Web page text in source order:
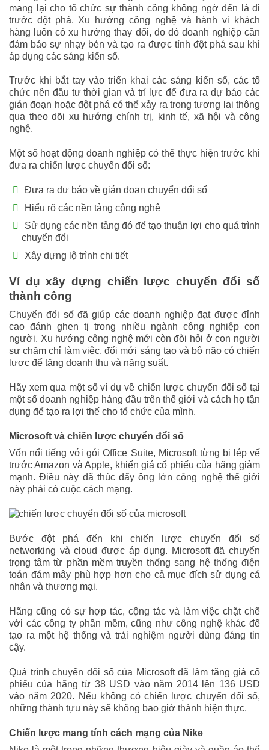
mang lại cho tổ chức sự thành công không ngờ đến là đi
trước đột phá. Xu hướng công nghệ và hành vi khách
hàng luôn có xu hướng thay đổi, do đó doanh nghiệp cần
đảm bảo sự nhạy bén và tạo ra được tính đột phá sau khi
áp dụng các sáng kiến số.
Trước khi bắt tay vào triển khai các sáng kiến số, các tổ
chức nên đầu tư thời gian và trí lực để đưa ra dự báo các
gián đoạn hoặc đột phá có thể xảy ra trong tương lai thông
qua theo dõi xu hướng chính trị, kinh tế, xã hội và công
nghệ.
Một số hoạt động doanh nghiệp có thể thực hiện trước khi
đưa ra chiến lược chuyển đổi số:
Đưa ra dự báo về gián đoạn chuyển đổi số
Hiểu rõ các nền tảng công nghệ
Sử dụng các nền tảng đó để tạo thuận lợi cho quá trình
chuyển đổi
Xây dựng lộ trình chi tiết
Ví dụ xây dựng chiến lược chuyển đổi số
thành công
Chuyển đổi số đã giúp các doanh nghiệp đạt được đỉnh
cao đánh ghen tị trong nhiều ngành công nghiệp con
người. Xu hướng công nghệ mới còn đòi hỏi ở con người
sự chăm chỉ làm việc, đổi mới sáng tạo và bộ não có chiến
lược để tăng doanh thu và năng suất.
Hãy xem qua một số ví dụ về chiến lược chuyển đổi số tại
một số doanh nghiệp hàng đầu trên thế giới và cách họ tận
dụng để tạo ra lợi thế cho tổ chức của mình.
Microsoft và chiến lược chuyển đổi số
Vốn nổi tiếng với gói Office Suite, Microsoft từng bị lép vế
trước Amazon và Apple, khiến giá cổ phiếu của hãng giảm
mạnh. Điều này đã thúc đẩy ông lớn công nghệ thế giới
này phải có cuộc cách mạng.
Bước đột phá đến khi chiến lược chuyển đổi số
networking và cloud được áp dụng. Microsoft đã chuyển
trọng tâm từ phần mềm truyền thống sang hệ thống điện
toán đám mây phù hợp hơn cho cả mục đích sử dụng cá
nhân và thương mại.
Hãng cũng có sự hợp tác, cộng tác và làm việc chặt chẽ
với các công ty phần mềm, cũng như công nghệ khác để
tạo ra một hệ thống và trải nghiệm người dùng đáng tin
cậy.
Quá trình chuyển đổi số của Microsoft đã làm tăng giá cổ
phiếu của hãng từ 38 USD vào năm 2014 lên 136 USD
vào năm 2020. Nếu không có chiến lược chuyển đổi số,
những thành tựu này sẽ không bao giờ thành hiện thực.
Chiến lược mang tính cách mạng của Nike